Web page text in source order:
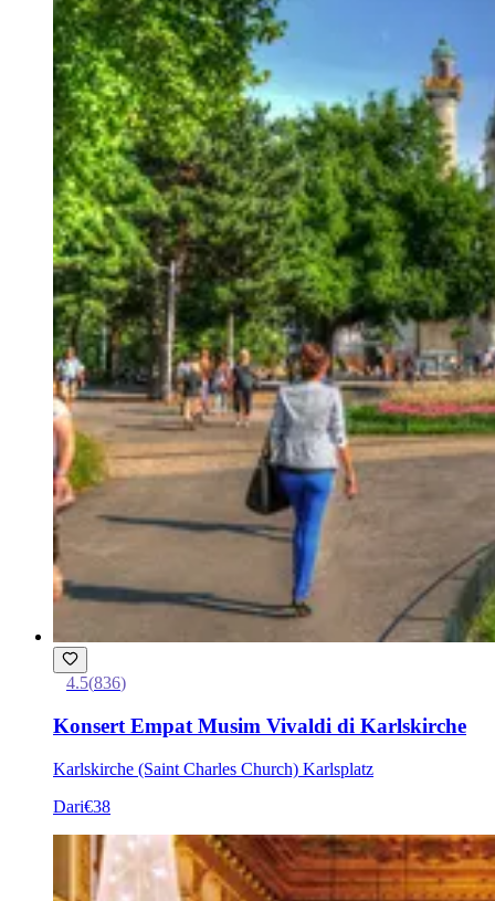
4.5(836)
Konsert Empat Musim Vivaldi di Karlskirche
Karlskirche (Saint Charles Church) Karlsplatz
Dari€38